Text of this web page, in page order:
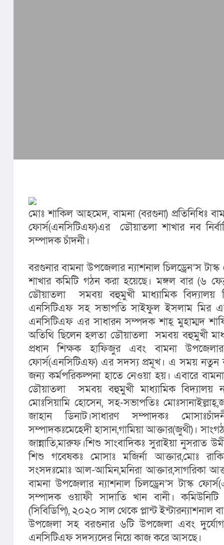
মোঃ শাকিল আহমেদ, বামনা (বরগুনা) প্রতিনিধিঃ
ফোর্স(এনসিটিএফ)এর  ডৌয়াতলা শাখার নব
সম্পাদক চাঁদনী।
বরগুনার বামনা উপজেলার ন্যাশনাল চিলড্রেন’স
শাখার কমিটি গঠন করা হয়েছে। মঙ্গল বার (৬
ডৌয়াতলা  সমবয় বহুমুখী মাধ্যামিক বিদ্যালয়
এনসিটিএফ সহ সভাপতি সাইফুল ইসলাম মির
এনসিটিএফ এর সাধারন সম্পদক শাহ্ মুহাম্মদ
অতিথি ছিলেন হলতা ডৌয়াতলা  সমবয় বহুমুখী
প্রধান শিক্ষক হাফিজুর এবং বামনা উপজেলার
ফোর্স(এনসিটিএফ) এর সদস্য প্রমূখ। এ সময় নতুন
জন্য কর্মপরিকল্পনা হাতে নেওয়া হয়। এবারে
ডৌয়াতলা  সমবয় বহুমুখী মাধ্যামিক বিদ্যালয়
মোঃসিয়ামি হোসেন, সহ-সভাপতিঃ
জাহান ডিনাট।সাধারণ সম্পাদকঃ
সম্পাদকঃমেহেদী হাসান,গামিয়া আক্তার(জুথী)।
জান্নাতি,মারুফ।শিশু সাংবাদিকঃ সুরাইয়া নুসরাত
শিশু গবেষকঃ মোসাঃ মজির্না আক্তার,মোঃ
সংসদঃমোঃ আল-আমিন,মনিরা আক্তার,সাগরিকা
বামনা উপজেলার ন্যাশনাল চিলড্রেন’স টাস্ক
সম্পাদক ওয়াফী সাদাতি খান বানী।
(সিবিডিপি), ২০২০ সাল থেকে প্লান্ট ইন্টারন্যাশনাল
উপজেলা সহ বরগুনার ৬টি উপজেলা এবং
এনসিটিএফ সদস্যদের নিয়ে কাজ করে আসছে।